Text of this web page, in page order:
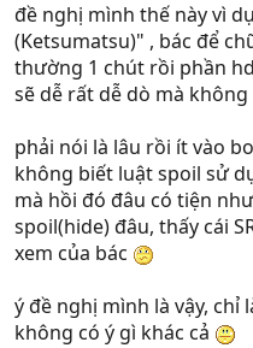
đề nghị mình thế này vì
(Ketsumatsu)" , bác để
thường 1 chút rồi phần
sẽ dễ rất dễ dò mà
phải nói là lâu rồi ít vào
không biết luật spoil sử
mà hồi đó đâu có tiện
spoil(hide) đâu, thấy cái
xem của bác
ý đề nghị mình là vậy, chỉ
không có ý gì khác cả